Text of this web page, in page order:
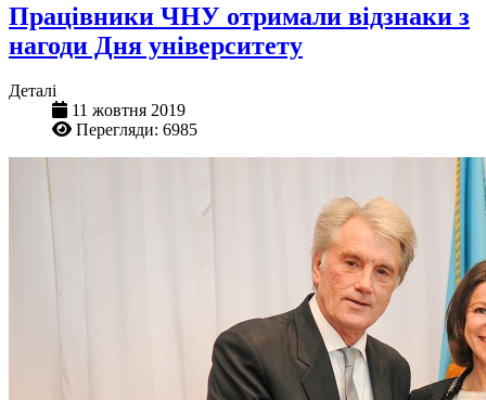
Працівники ЧНУ отримали відзнаки з
нагоди Дня університету
Деталі
11 жовтня 2019
Перегляди: 6985